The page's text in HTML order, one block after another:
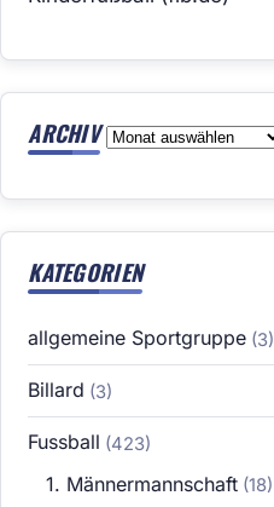
ARCHIV Archiv
KATEGORIEN
allgemeine Sportgruppe (3)
Billard (3)
Fussball (423)
1. Männermannschaft(18)